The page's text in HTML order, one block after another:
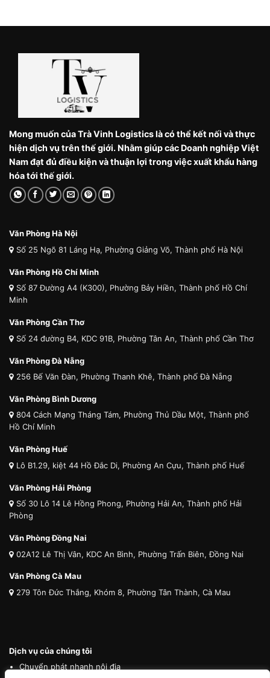
Mong muốn của Trà Vinh Logistics là có thể kết nối và thực
hiện dịch vụ trên thế giới. Nhằm giúp các Doanh nghiệp Việt
Nam đạt đủ điều kiện và thuận lợi trong việc xuất khẩu hàng
hóa tới thế giới.
Văn Phòng Hà Nội
Số 25 Ngõ 81 Láng Hạ, Phường Giảng Võ, Thành phố Hà Nội
Văn Phòng Hồ Chí Minh
Số 87 Đường A4 (K300), Phường Bảy Hiền, Thành phố Hồ Chí
Minh
Văn Phòng Cần Thơ
Số 24 đường B4, KDC 91B, Phường Tân An, Thành phố Cần Thơ
Văn Phòng Đà Nẵng
256 Bế Văn Đàn, Phường Thanh Khê, Thành phố Đà Nẵng
Văn Phòng Bình Dương
804 Cách Mạng Tháng Tám, Phường Thủ Dầu Một, Thành phố
Hồ Chí Minh
Văn Phòng Huế
Lô B1.29, kiệt 44 Hồ Đắc Di, Phường An Cựu, Thành phố Huế
Văn Phòng Hải Phòng
Số 30 Lô 14 Lê Hồng Phong, Phường Hải An, Thành phố Hải
Phòng
Văn Phòng Đồng Nai
02A12 Lê Thị Vân, KDC An Bình, Phường Trấn Biên, Đồng Nai
Văn Phòng Cà Mau
279 Tôn Đức Thắng, Khóm 8, Phường Tân Thành, Cà Mau
Dịch vụ của chúng tôi
Chuyển phát nhanh nội địa